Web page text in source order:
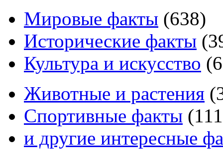
Мировые факты (638)
Исторические факты (
Культура и искусство (
Животные и растения (
Спортивные факты (111
и другие интересные